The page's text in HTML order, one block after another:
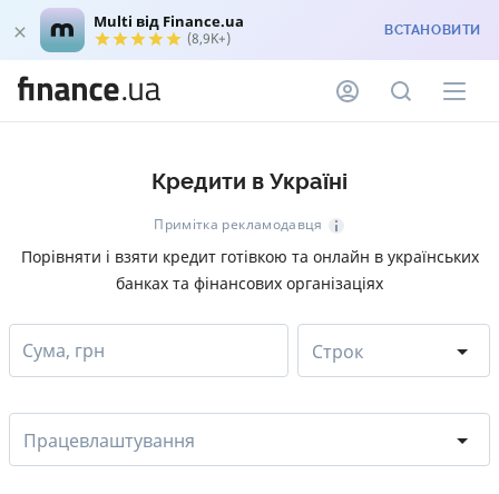
Multi від Finance.ua
(8,9K+) ВСТАНОВИТИ
Кредити в Україні
Примітка рекламодавця
Порівняти і взяти кредит готівкою та онлайн в українських
банках та фінансових організаціях
Сума, грн Строк
Працевлаштування